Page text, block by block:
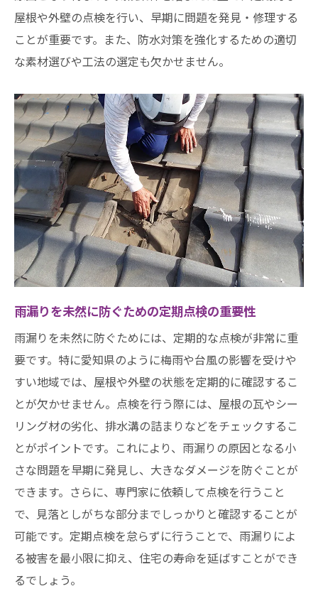
雨漏り修理に関する最新トレンドと技術革
新
プロの視点から見たDIY修理の注意点
ポイント
信頼できる業者を見極めるためのチェック
ポイント
愛知県内での評判と口コミの調べ方
雨漏り修理業者の技術力と経験の比較
見積もりを比較する際のポイントと注意点
業者選びで失敗しないための契約前の確認
事項
方法
雨漏り修理の具体的なステップ愛知県の住宅に
適した方法とは
雨漏り修理の基本的な手順と流れ
愛知県の住宅設計に対応した修理方法
各種屋根材に対応した修理技術の紹介
壁や窓枠の雨漏り修理に必要なツールと材
料
排水設備の修理とメンテナンス方法
雨漏り修理後の確認作業と予防措置
雨漏り修理後のアフターケア愛知県での注意点
と対策
屋根や外壁の点検を行い、早期に問題を発見・修理する
ことが重要です。また、防水対策を強化するための適切
な素材選びや工法の選定も欠かせません。
雨漏りを未然に防ぐための定期点検の重要性
雨漏りを未然に防ぐためには、定期的な点検が非常に重
要です。特に愛知県のように梅雨や台風の影響を受けや
すい地域では、屋根や外壁の状態を定期的に確認するこ
とが欠かせません。点検を行う際には、屋根の瓦やシー
リング材の劣化、排水溝の詰まりなどをチェックするこ
とがポイントです。これにより、雨漏りの原因となる小
さな問題を早期に発見し、大きなダメージを防ぐことが
できます。さらに、専門家に依頼して点検を行うこと
で、見落としがちな部分までしっかりと確認することが
可能です。定期点検を怠らずに行うことで、雨漏りによ
る被害を最小限に抑え、住宅の寿命を延ばすことができ
るでしょう。